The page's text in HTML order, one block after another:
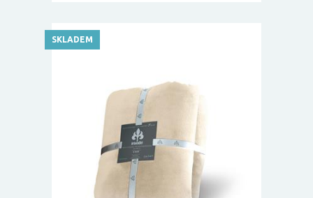
SKLADEM